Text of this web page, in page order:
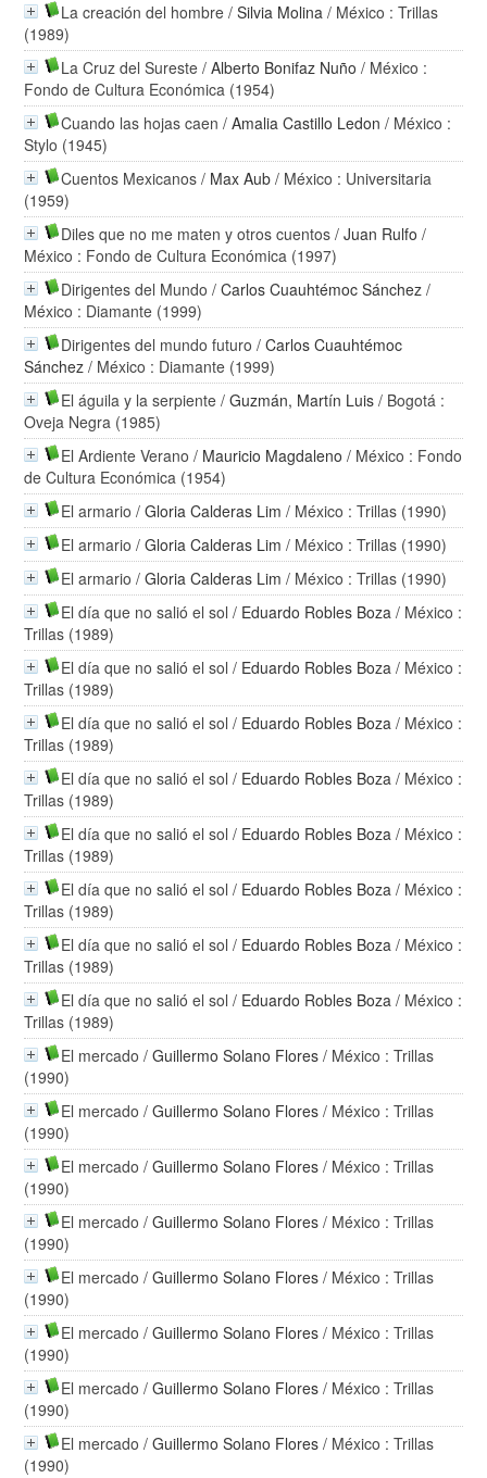
La creación del hombre /Silvia Molina / México : Trillas
(1989)
La Cruz del Sureste /Alberto Bonifaz Nuño / México :
Fondo de Cultura Económica (1954)
Cuando las hojas caen /Amalia Castillo Ledon / México :
Stylo (1945)
Cuentos Mexicanos / Max Aub / México : Universitaria
(1959)
Diles que no me maten y otros cuentos /Juan Rulfo /
México : Fondo de Cultura Económica (1997)
Dirigentes del Mundo /Carlos Cuauhtémoc Sánchez /
México : Diamante (1999)
Dirigentes del mundo futuro /Carlos Cuauhtémoc
Sánchez / México : Diamante (1999)
El águila y la serpiente /Guzmán, Martín Luis / Bogotá :
Oveja Negra (1985)
El Ardiente Verano / Mauricio Magdaleno / México : Fondo
de Cultura Económica (1954)
El armario /Gloria Calderas Lim / México : Trillas (1990)
El armario /Gloria Calderas Lim / México : Trillas (1990)
El armario /Gloria Calderas Lim / México : Trillas (1990)
El día que no salió el sol / Eduardo Robles Boza / México :
Trillas (1989)
El día que no salió el sol / Eduardo Robles Boza / México :
Trillas (1989)
El día que no salió el sol / Eduardo Robles Boza / México :
Trillas (1989)
El día que no salió el sol / Eduardo Robles Boza / México :
Trillas (1989)
El día que no salió el sol / Eduardo Robles Boza / México :
Trillas (1989)
El día que no salió el sol / Eduardo Robles Boza / México :
Trillas (1989)
El día que no salió el sol / Eduardo Robles Boza / México :
Trillas (1989)
El día que no salió el sol / Eduardo Robles Boza / México :
Trillas (1989)
El mercado /Guillermo Solano Flores / México : Trillas
(1990)
El mercado /Guillermo Solano Flores / México : Trillas
(1990)
El mercado /Guillermo Solano Flores / México : Trillas
(1990)
El mercado /Guillermo Solano Flores / México : Trillas
(1990)
El mercado /Guillermo Solano Flores / México : Trillas
(1990)
El mercado /Guillermo Solano Flores / México : Trillas
(1990)
El mercado /Guillermo Solano Flores / México : Trillas
(1990)
El mercado /Guillermo Solano Flores / México : Trillas
(1990)